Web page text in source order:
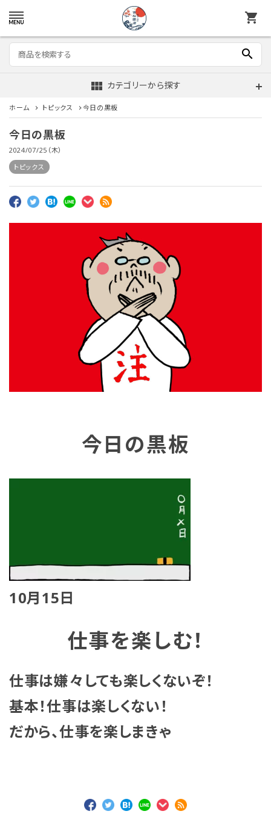
shopping_cart
search
view_module カテゴリーから探す
ホーム トピックス 今日の黒板
今日の黒板
2024/07/25（木）
トピックス
今日の黒板
10月15日
仕事を楽しむ！
仕事は嫌々しても楽しくないぞ！
基本！仕事は楽しくない！
だから、仕事を楽しまきゃ